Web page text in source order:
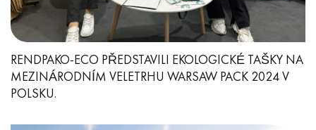
RENDPAKO-ECO PŘEDSTAVILI EKOLOGICKÉ TAŠKY NA
MEZINÁRODNÍM VELETRHU WARSAW PACK 2024 V
POLSKU.